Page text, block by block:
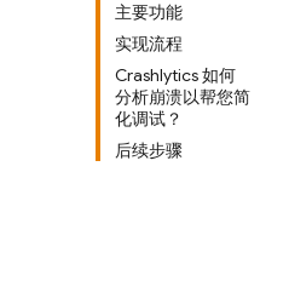
主要功能
实现流程
Crashlytics 如何
分析崩溃以帮您简
化调试？
后续步骤